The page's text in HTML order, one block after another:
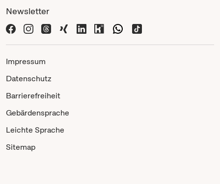
Newsletter
Impressum
Datenschutz
Barrierefreiheit
Gebärdensprache
Leichte Sprache
Sitemap